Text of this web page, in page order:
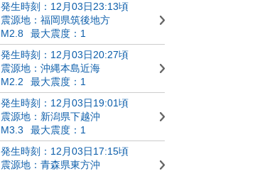
発生時刻：12月03日23:13頃
震源地：福岡県筑後地方
M2.8
最大震度：1
発生時刻：12月03日20:27頃
震源地：沖縄本島近海
M2.2
最大震度：1
発生時刻：12月03日19:01頃
震源地：新潟県下越沖
M3.3
最大震度：1
発生時刻：12月03日17:15頃
震源地：青森県東方沖